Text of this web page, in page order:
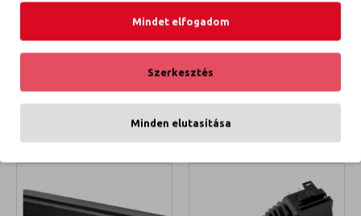
SZ8029MT
SUZUKI IGNIS HÁTSÓ RUGÓ
5 500 Ft
KOSÁRBA TESZEM
005993
SUZUKI IGNIS HŰTŐSAPKA
990 Ft
KOSÁRBA TESZEM
Mindet elfogadom
Szerkesztés
Minden elutasítása